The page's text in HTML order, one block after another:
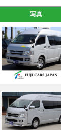
写真